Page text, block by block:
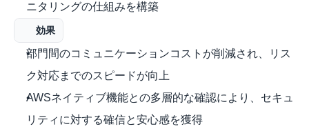
ニタリングの仕組みを構築
効果
部門間のコミュニケーションコストが削減され、リス
ク対応までのスピードが向上
AWSネイティブ機能との多層的な確認により、セキュ
リティに対する確信と安心感を獲得